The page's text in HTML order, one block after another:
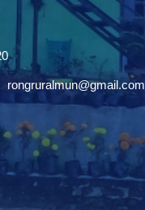
rongruralmun@gmail.com